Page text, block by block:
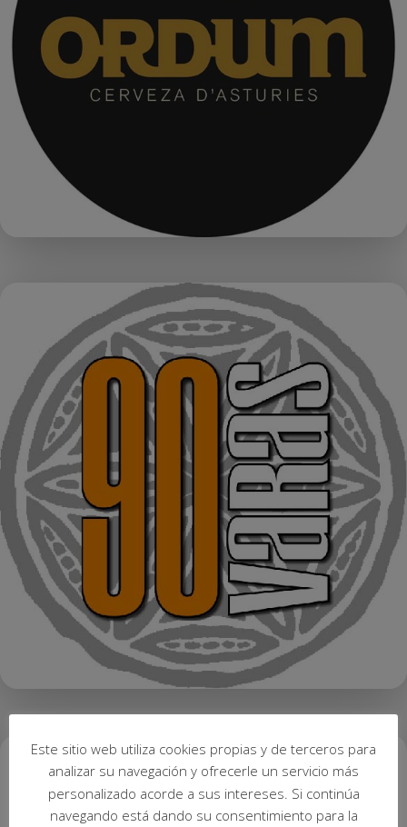
Este sitio web utiliza cookies propias y de terceros para
analizar su navegación y ofrecerle un servicio más
personalizado acorde a sus intereses. Si continúa
navegando está dando su consentimiento para la